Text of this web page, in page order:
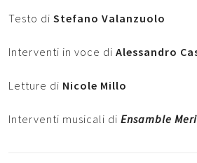
Testo di Stefano Valanzuolo
Interventi in voce di Alessandro
Letture di Nicole Millo
Interventi musicali di Ensamble